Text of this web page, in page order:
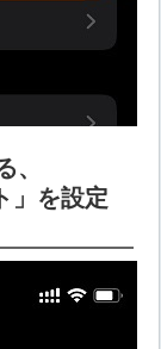
、
」を設定